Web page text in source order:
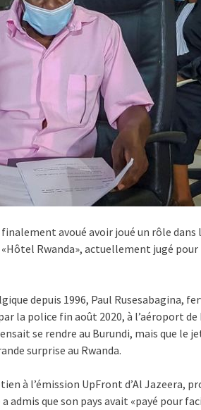
avoué avoir joué un rôle dans
«Hôtel Rwanda», actuellement jugé
depuis 1996, Paul Rusesabagina,
la police fin août 2020, à l’aéroport
se rendre au Burundi, mais que le
surprise au Rwanda.
à l’émission UpFront d’Al Jazeera,
admis que son pays avait «payé pour